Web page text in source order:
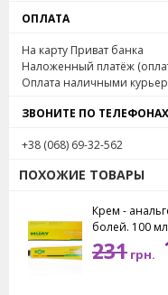
ОПЛАТА
На карту Приват банка
Наложенный платёж
Оплата наличными
ЗВОНИТЕ ПО ТЕЛЕФОНАХ
+38 (068) 69-32-562
ПОХОЖИЕ ТОВАРЫ
Крем -
болей. 100
231 грн.